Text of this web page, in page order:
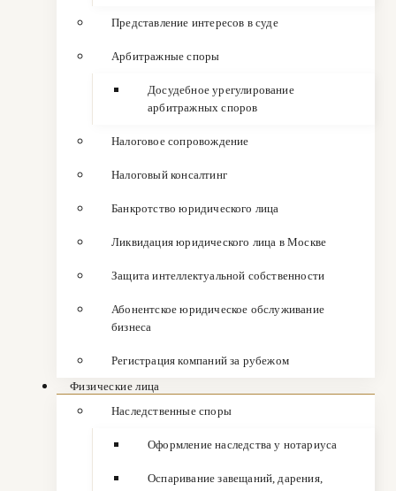
Представление интересов в суде
Арбитражные споры
Досудебное урегулирование
арбитражных споров
Налоговое сопровождение
Налоговый консалтинг
Банкротство юридического лица
Ликвидация юридического лица в Москве
Защита интеллектуальной собственности
Абонентское юридическое обслуживание
бизнеса
Регистрация компаний за рубежом
Физические лица
Наследственные споры
Оформление наследства у нотариуса
Оспаривание завещаний, дарения,